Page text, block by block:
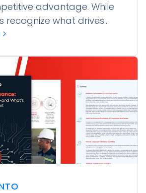
advantage. While
recognize what drives...